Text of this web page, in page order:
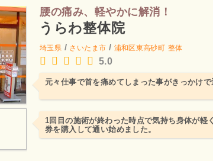
腰の痛み、軽やかに解消！
うらわ整体院
埼玉県 / さいたま市 / 浦和区東高砂町 整体
5.0
元々仕事で首を痛めてしまった事がきっかけ
1回目の施術が終わった時点で気持ち身体が軽
券を購入して通い始めました。